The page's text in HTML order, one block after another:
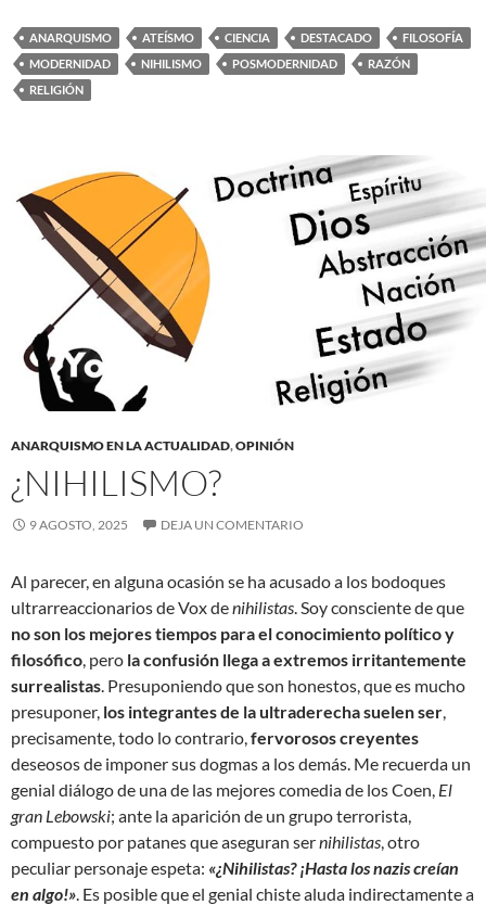
ANARQUISMO ATEÍSMO CIENCIA DESTACADO
FILOSOFÍA
MODERNIDAD
NIHILISMO POSMODERNIDAD
RAZÓN
RELIGIÓN
ANARQUISMO EN LA ACTUALIDAD,OPINIÓN
¿NIHILISMO?
9 AGOSTO, 2025 DEJA UN COMENTARIO
Al parecer, en alguna ocasión se ha acusado a los bodoques
ultrarreaccionarios de Vox denihilistas . Soy consciente de que
no son los mejores tiempos para el conocimiento político y
filosófico , pero la confusión llega a extremos irritantemente
surrealistas . Presuponiendo que son honestos, que es mucho
presuponer, los integrantes de la ultraderecha suelen ser
precisamente, todo lo contrario, fervorosos creyentes
deseosos de imponer sus dogmas a los demás. Me recuerda un
genial diálogo de una de las mejores comedia de los Coen, El
gran Lebowski; ante la aparición de un grupo terrorista,
compuesto por patanes que aseguran sernihilistas , otro
peculiar personaje espeta: «¿Nihilistas? ¡Hasta los nazis creían
en algo!» . Es posible que el genial chiste aluda indirectamente a